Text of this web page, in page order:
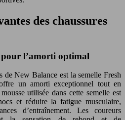
des chaussures
pour l’amorti optimal
de New Balance est la semelle Fresh
un amorti exceptionnel tout en
utilisée dans cette semelle est
et réduire la fatigue musculaire,
d’entraînement. Les coureurs